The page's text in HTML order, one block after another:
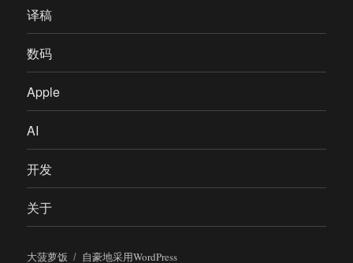
译稿
数码
Apple
AI
开发
关于
大菠萝饭 自豪地采用WordPress